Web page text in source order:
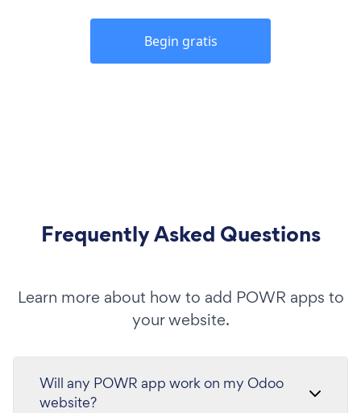
Begin gratis
Frequently Asked Questions
Learn more about how to add POWR apps to
your website.
Will any POWR app work on my Odoo
website?